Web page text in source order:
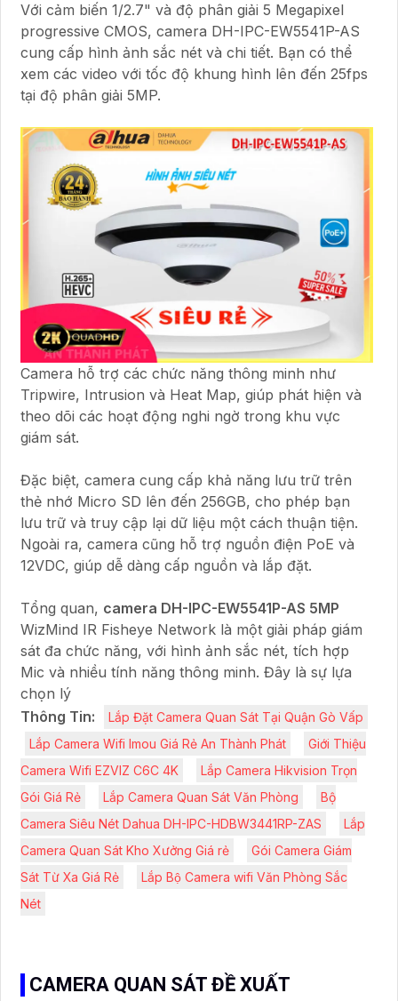
Với cảm biến 1/2.7" và độ phân giải 5 Megapixel
progressive CMOS, camera DH-IPC-EW5541P-AS
cung cấp hình ảnh sắc nét và chi tiết. Bạn có thể
xem các video với tốc độ khung hình lên đến 25fps
tại độ phân giải 5MP.
Camera hỗ trợ các chức năng thông minh như
Tripwire, Intrusion và Heat Map, giúp phát hiện và
theo dõi các hoạt động nghi ngờ trong khu vực
giám sát.
Đặc biệt, camera cung cấp khả năng lưu trữ trên
thẻ nhớ Micro SD lên đến 256GB, cho phép bạn
lưu trữ và truy cập lại dữ liệu một cách thuận tiện.
Ngoài ra, camera cũng hỗ trợ nguồn điện PoE và
12VDC, giúp dễ dàng cấp nguồn và lắp đặt.
Tổng quan, camera DH-IPC-EW5541P-AS 5MP
WizMind IR Fisheye Network là một giải pháp giám
sát đa chức năng, với hình ảnh sắc nét, tích hợp
Mic và nhiều tính năng thông minh. Đây là sự lựa
chọn lý
Thông Tin:
Lắp Đặt Camera Quan Sát Tại Quận Gò Vấp
Lắp Camera Wifi Imou Giá Rẻ An Thành Phát
Giới Thiệu
Camera Wifi EZVIZ C6C 4K
Lắp Camera Hikvision Trọn
Gói Giá Rẻ
Lắp Camera Quan Sát Văn Phòng
Bộ
Camera Siêu Nét Dahua DH-IPC-HDBW3441RP-ZAS
Lắp
Camera Quan Sát Kho Xưởng Giá rẻ
Gói Camera Giám
Sát Từ Xa Giá Rẻ
Lắp Bộ Camera wifi Văn Phòng Sắc
Nét
CAMERA QUAN SÁT ĐỀ XUẤT